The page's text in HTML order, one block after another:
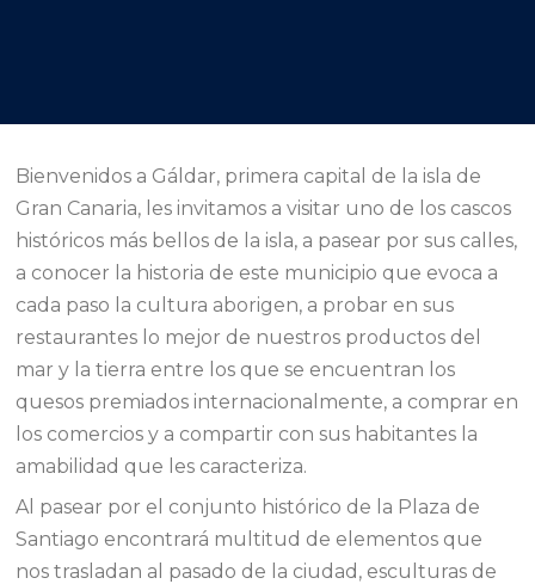
Bienvenidos a Gáldar, primera capital de la isla de
Gran Canaria, les invitamos a visitar uno de los cascos
históricos más bellos de la isla, a pasear por sus calles,
a conocer la historia de este municipio que evoca a
cada paso la cultura aborigen, a probar en sus
restaurantes lo mejor de nuestros productos del
mar y la tierra entre los que se encuentran los
quesos premiados internacionalmente, a comprar en
los comercios y a compartir con sus habitantes la
amabilidad que les caracteriza.
Al pasear por el conjunto histórico de la Plaza de
Santiago encontrará multitud de elementos que
nos trasladan al pasado de la ciudad, esculturas de